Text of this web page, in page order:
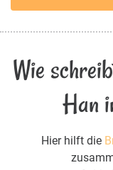
Wie
Han
Hier hilft die